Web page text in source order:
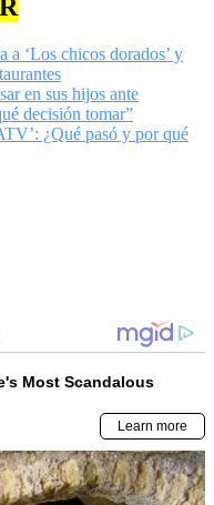
‘Los chicos dorados’ y
en sus hijos ante
decisión tomar”
¿Qué pasó y por qué